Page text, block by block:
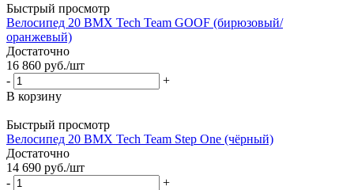
Быстрый просмотр
Велосипед 20 BMX Tech Team GOOF (бирюзовый/
оранжевый)
Достаточно
16 860 руб./шт
-
+
В корзину
Быстрый просмотр
Велосипед 20 BMX Tech Team Step One (чёрный)
Достаточно
14 690 руб./шт
-
+